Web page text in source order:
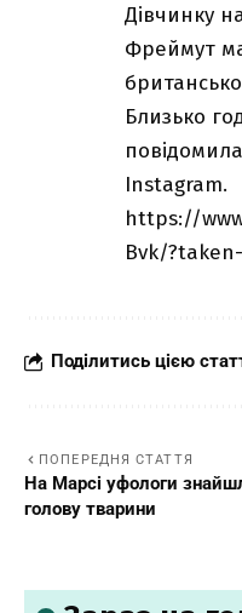
Дівчинку
Фреймут
Близько
Instagram.
https://
Bvk/
Поділитись цією
ПОПЕРЕДНЯ СТАТТЯ
На Марсі уфологи
голову тварини